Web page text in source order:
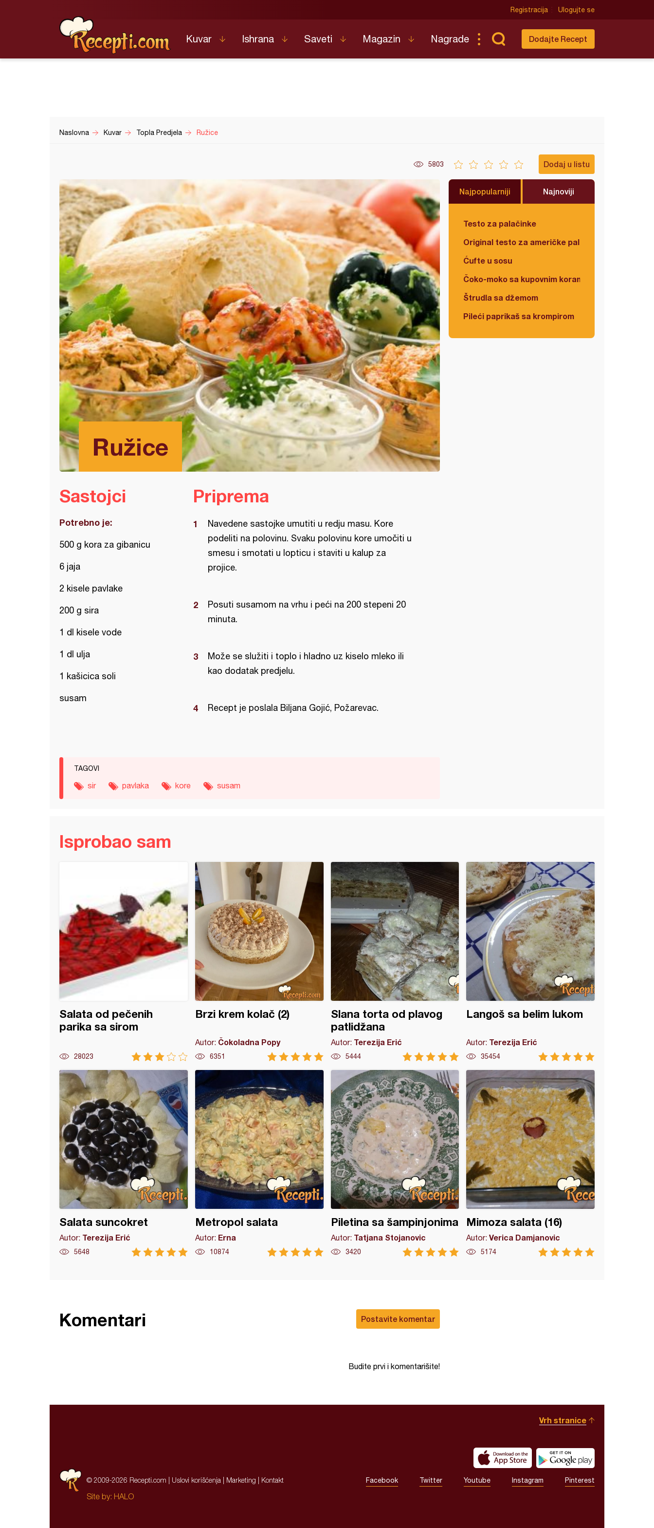
Registracija Ulogujte se
Kuvar Ishrana Saveti Magazin Nagrade Dodajte Recept
Naslovna Kuvar Topla Predjela Ružice
5803 Dodaj u listu
Ružice
Najpopularniji Najnoviji
Testo za palačinke
Original testo za američke palačinke
Ćufte u sosu
Čoko-moko sa kupovnim korama
Štrudla sa džemom
Pileći paprikaš sa krompirom
Sastojci
Potrebno je:
500 g kora za gibanicu
6 jaja
2 kisele pavlake
200 g sira
1 dl kisele vode
1 dl ulja
1 kašicica soli
susam
Priprema
Navedene sastojke umutiti u redju masu. Kore
podeliti na polovinu. Svaku polovinu kore umočiti u
smesu i smotati u lopticu i staviti u kalup za
projice.
Posuti susamom na vrhu i peći na 200 stepeni 20
minuta.
Može se služiti i toplo i hladno uz kiselo mleko ili
kao dodatak predjelu.
Recept je poslala Biljana Gojić, Požarevac.
TAGOVI
sir pavlaka kore susam
Isprobao sam
Salata od pečenih
parika sa sirom
28023
Brzi krem kolač (2)
Autor: Čokoladna Popy
6351
Slana torta od plavog
patlidžana
Autor: Terezija Erić
5444
Langoš sa belim lukom
Autor: Terezija Erić
35454
Salata suncokret
Autor: Terezija Erić
5648
Metropol salata
Autor: Erna
10874
Piletina sa šampinjonima
Autor: Tatjana Stojanovic
3420
Mimoza salata (16)
Autor:Verica Damjanovic
5174
Postavite komentar
Komentari
Budite prvi i komentarišite!
Vrh stranice
© 2009-2026 Recepti.com | Uslovi korišćenja Marketing Kontakt Facebook Twitter Youtube Instagram Pinterest
Site by: HALO